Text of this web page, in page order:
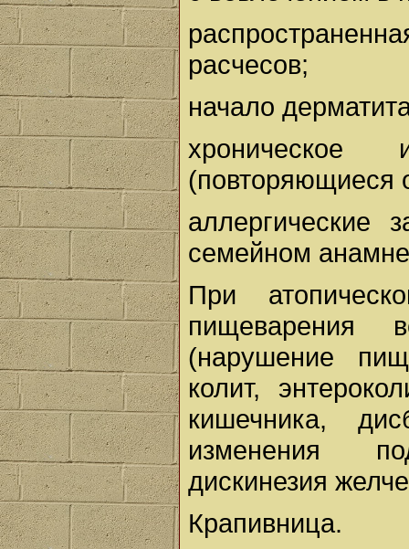
расчесов;
начало
хроническое
(повторяющиеся
аллергические
семейном
При
пищеварения
(нарушение
колит,
кишечника,
изменения
дискинезия
Крапивница.